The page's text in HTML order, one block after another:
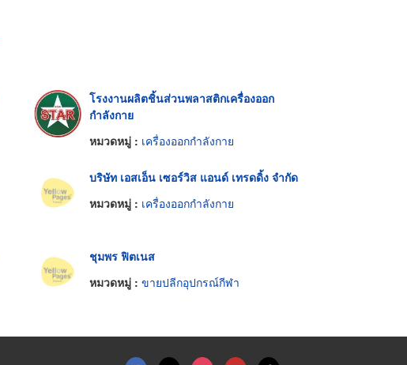
โรงงานผลิตชิ้นส่วนพลาสติกเครื่องออก
กำลังกาย
หมวดหมู่ : เครื่องออกกำลังกาย
บริษัท เอสเอ็น เซอร์วิส แอนด์ เทรดดิ้ง จำกัด
หมวดหมู่ : เครื่องออกกำลังกาย
ชุมพร ฟิตเนส
หมวดหมู่ : ขายปลีกอุปกรณ์กีฬา